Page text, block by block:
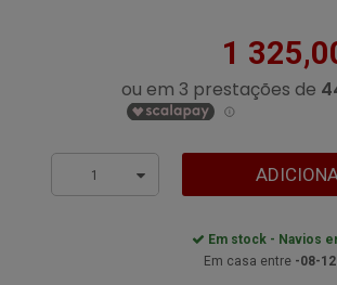
1
1
Em stock - Navios
Em casa entre -08-12